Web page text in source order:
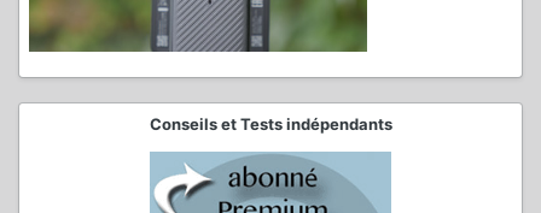
Conseils et Tests indépendants